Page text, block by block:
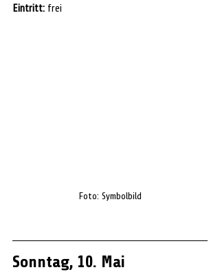
Eintritt: frei
Foto: Symbolbild
Sonntag, 10. Mai